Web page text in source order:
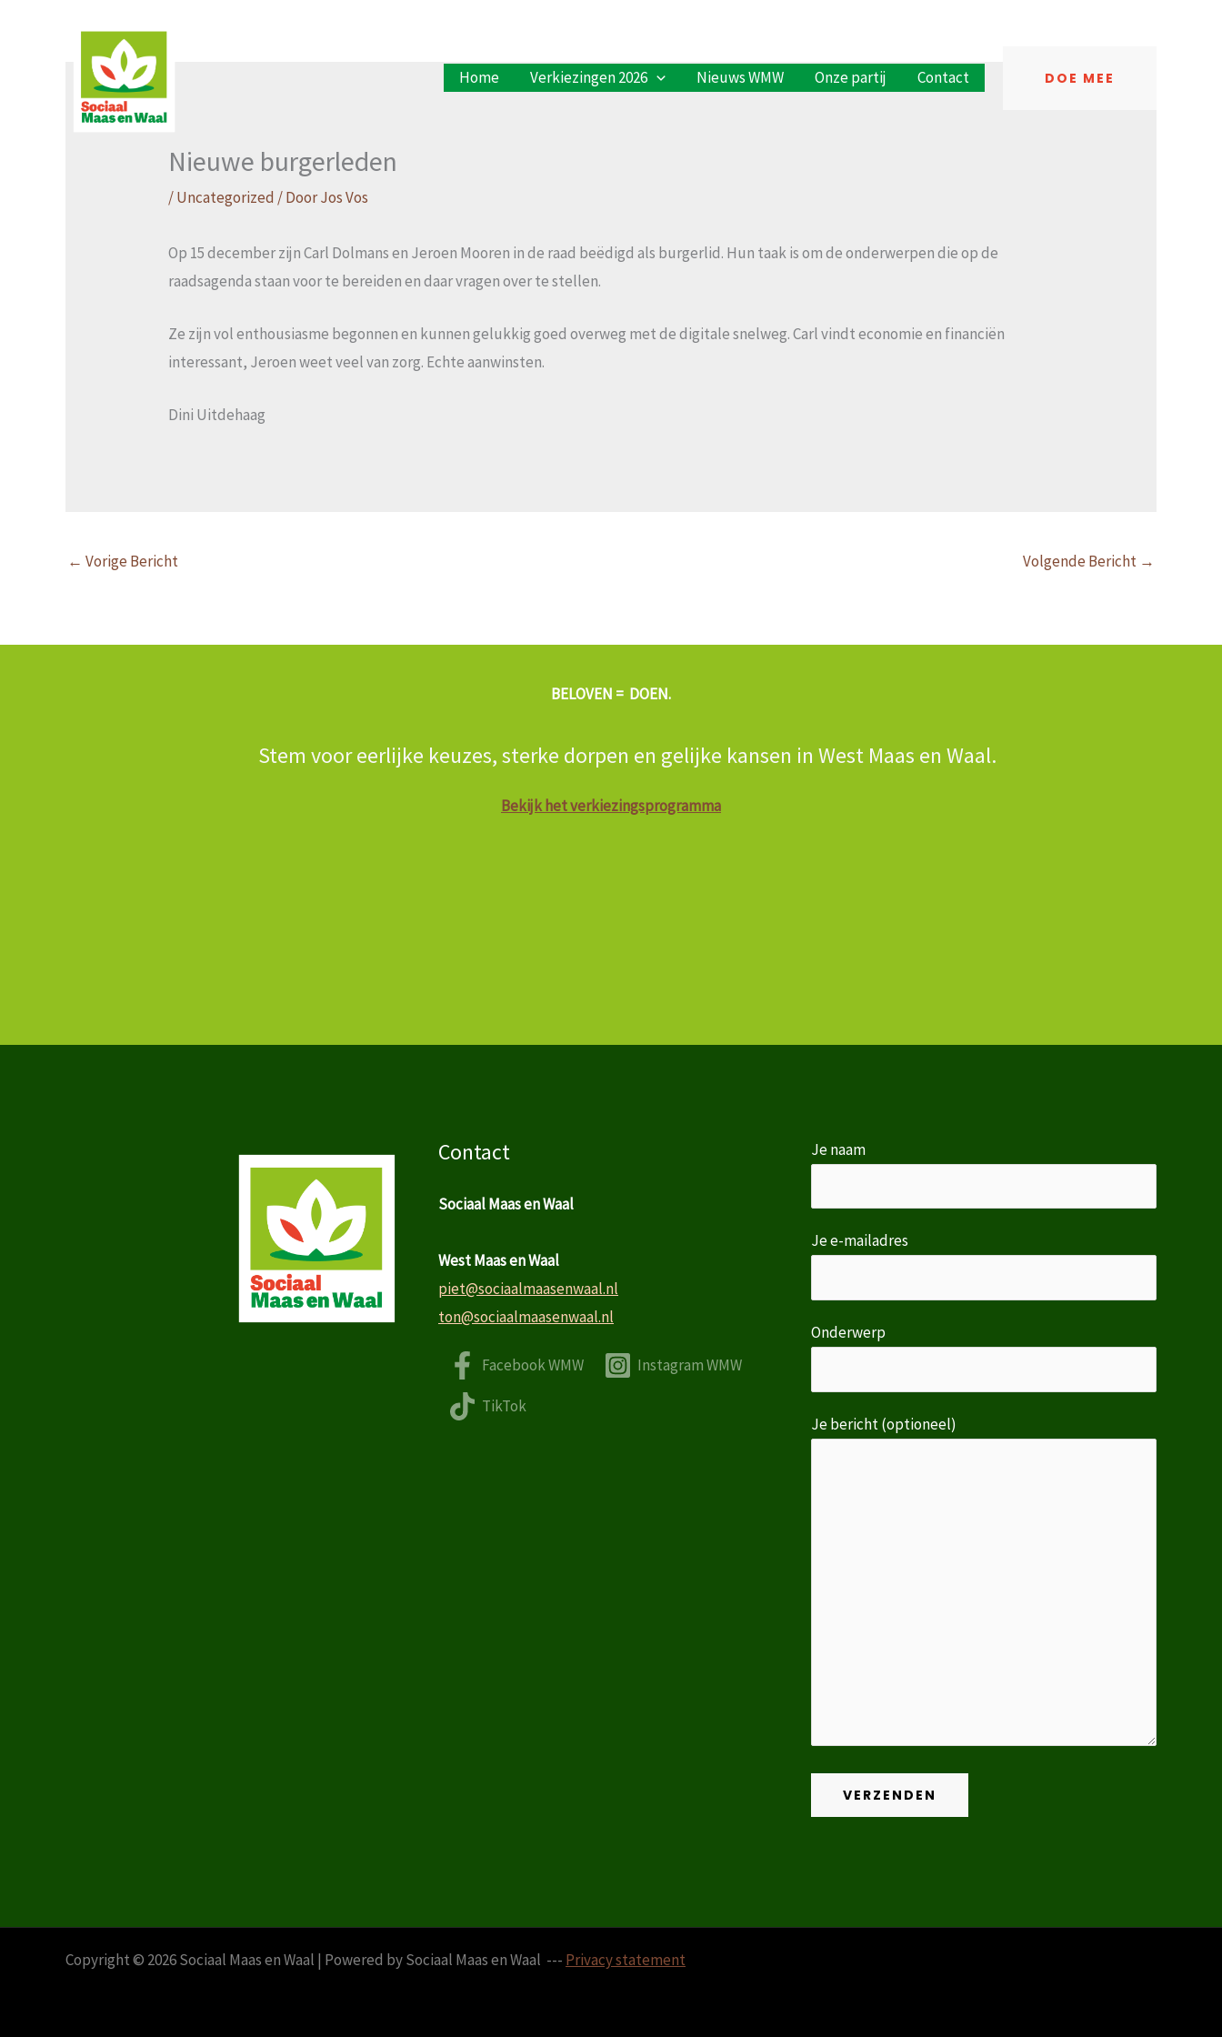
Home Verkiezingen 2026 Nieuws WMW Onze partij Contact DOE MEE
Nieuwe burgerleden
/Uncategorized / DoorJos Vos
Op 15 december zijn Carl Dolmans en Jeroen Mooren in de raad beëdigd als burgerlid. Hun taak is om de onderwerpen die op de
raadsagenda staan voor te bereiden en daar vragen over te stellen.
Ze zijn vol enthousiasme begonnen en kunnen gelukkig goed overweg met de digitale snelweg. Carl vindt economie en financiën
interessant, Jeroen weet veel van zorg. Echte aanwinsten.
Dini Uitdehaag
← Vorige Bericht Volgende Bericht →
BELOVEN = DOEN.
Stem voor eerlijke keuzes, sterke dorpen en gelijke kansen in West Maas en Waal.
Bekijk het verkiezingsprogramma
Contact
Sociaal Maas en Waal
West Maas en Waal
piet@sociaalmaasenwaal.nl
ton@sociaalmaasenwaal.nl
Facebook WMW Instagram WMW
TikTok
Je naam
Je e-mailadres
Onderwerp
Je bericht (optioneel)
Copyright © 2026 Sociaal Maas en Waal | Powered by Sociaal Maas en Waal --- Privacy statement